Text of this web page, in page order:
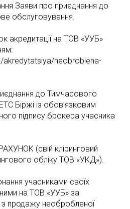
Заяви про приєднання до
обслуговування.
акредитації на ТОВ «УУБ»
akredytatsiya/neobroblena-
до Тимчасового
Біржі із обов’язковим
підпису брокера учасника
(свій кліринговий
обліку ТОВ «УКД»).
учасниками своїх
на ТОВ «УУБ» за
з продажу необробленої